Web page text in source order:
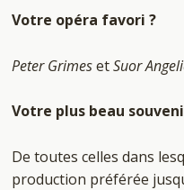
Votre opéra favori ?
Peter Grimes et Suor
Votre plus beau
De toutes celles dans
production préférée